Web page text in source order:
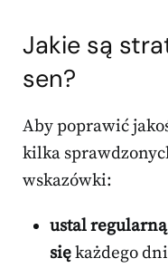
Jakie są
sen?
Aby poprawić
kilka
wskazówki:
ustal
siękażdego